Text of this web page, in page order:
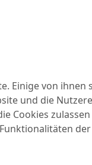
Einige von
und die
Cookies